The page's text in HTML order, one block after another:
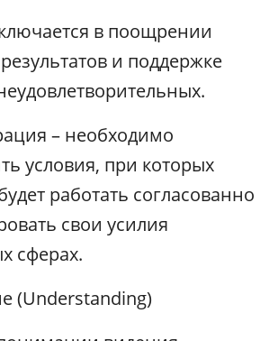
в поощрении
и поддержке
– необходимо
условия, при которых
работать согласованно
свои усилия
сферах.
(Understanding)